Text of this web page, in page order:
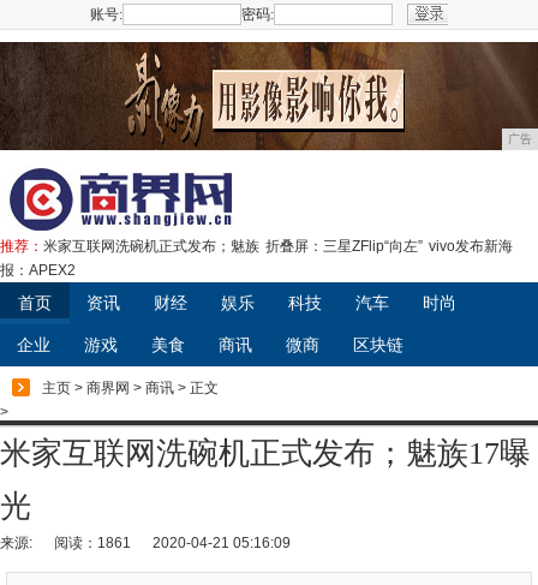
账号: 密码:
广告
推荐： 米家互联网洗碗机正式发布；魅族 折叠屏：三星ZFlip“向左” vivo发布新海
报：APEX2
首页 资讯 财经 娱乐 科技 汽车 时尚
企业 游戏 美食 商讯 微商 区块链
主页 > 商界网 > 商讯 > 正文
>
米家互联网洗碗机正式发布；魅族17曝
光
来源: 阅读：1861 2020-04-21 05:16:09